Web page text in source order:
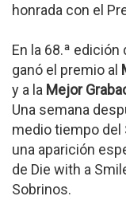
honrada con el
En la 68.ª edición
ganó el premio al
y a la Mejor
Una semana
medio tiempo del
una aparición
de Die with a
Sobrinos.